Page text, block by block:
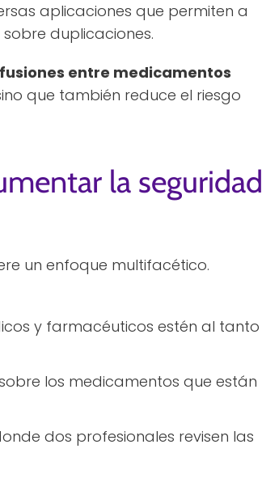
aplicaciones que permiten a
duplicaciones.
entre medicamentos
que también reduce el riesgo
la seguridad
un enfoque multifacético.
y farmacéuticos estén al tanto
los medicamentos que están
dos profesionales revisen las